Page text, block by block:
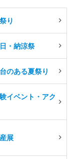
り
・納涼祭
のある夏祭り
イベント・アク
展